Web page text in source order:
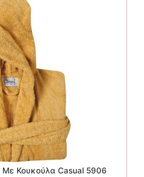
στη
σελίδα
του
προϊόντος
Με Κουκούλα Casual 5906